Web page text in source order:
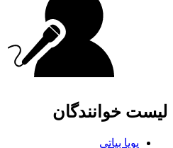
لیست خوانندگان
پویا بیاتی